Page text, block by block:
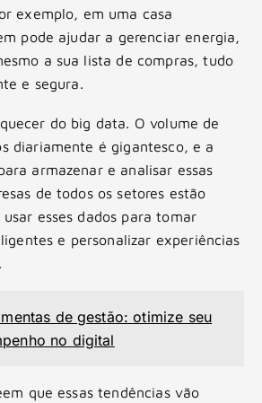
exemplo, em uma casa
pode ajudar a gerenciar energia,
a sua lista de compras, tudo
e segura.
do big data. O volume de
diariamente é gigantesco, e a
armazenar e analisar essas
de todos os setores estão
esses dados para tomar
e personalizar experiências
de gestão: otimize seu
no digital
que essas tendências vão